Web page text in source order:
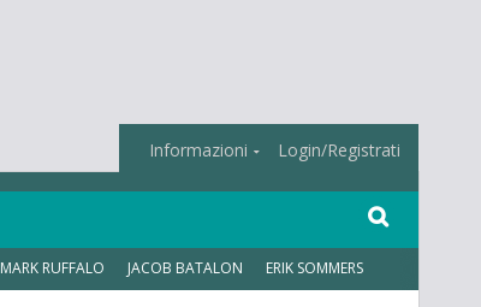
Informazioni Login/Registrati
MARK RUFFALO JACOB BATALON ERIK SOMMERS